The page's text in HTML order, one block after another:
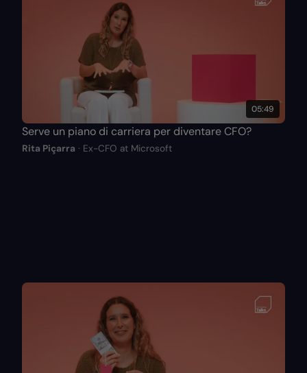
05:49
Serve un piano di carriera per diventare CFO?
Rita Piçarra · Ex-CFO at Microsoft